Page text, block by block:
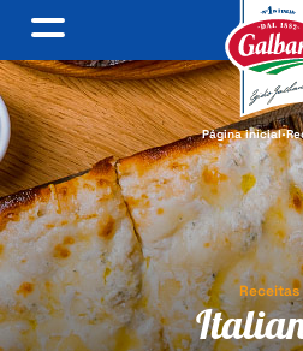
Página inicial.
Receitas